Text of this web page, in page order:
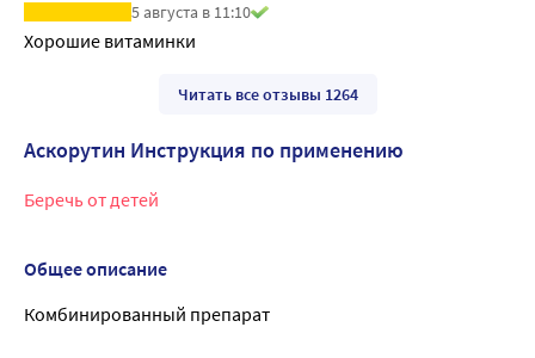
5 августа в 11:10
Хорошие витаминки
Читать все отзывы 1264
Аскорутин Инструкция по применению
Беречь от детей
Общее описание
Комбинированный препарат